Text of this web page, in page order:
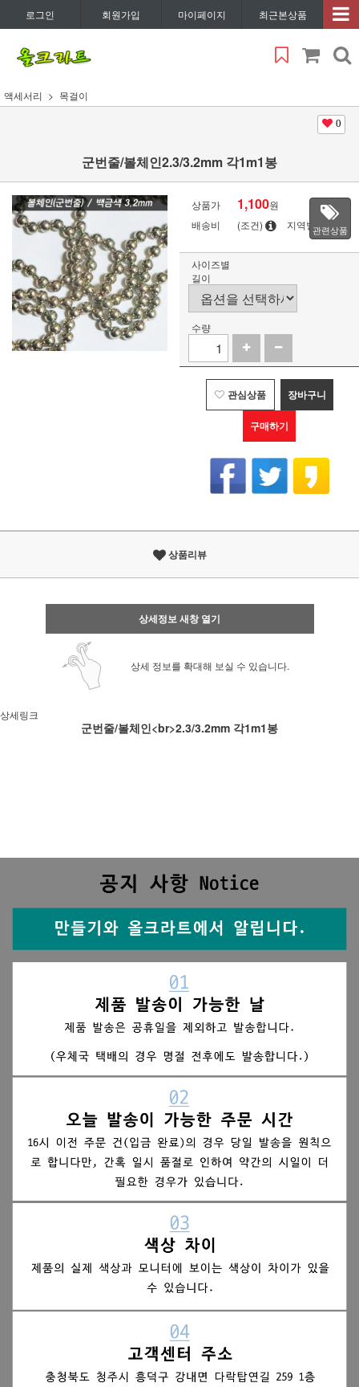
로그인 회원가입 마이페이지 최근본상품
액세서리 목걸이
0
군번줄/볼체인2.3/3.2mm 각1m1봉
상품가 1,100원
배송비
(조건) 지역별관련상품
사이즈별
길이
수량
관심상품 장바구니
구매하기
상품리뷰
상세정보 새창 열기
상세 정보를 확대해 보실 수 있습니다.
상세링크
군번줄/볼체인<br>2.3/3.2mm 각1m1봉